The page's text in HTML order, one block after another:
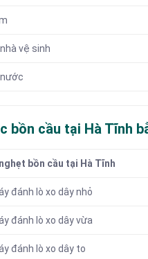
vệ sinh
bồn cầu tại Hà Tĩnh
bồn cầu tại Hà Tĩnh
đánh lò xo dây nhỏ
đánh lò xo dây vừa
đánh lò xo dây to